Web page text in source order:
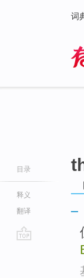
词
目录
释义
翻译